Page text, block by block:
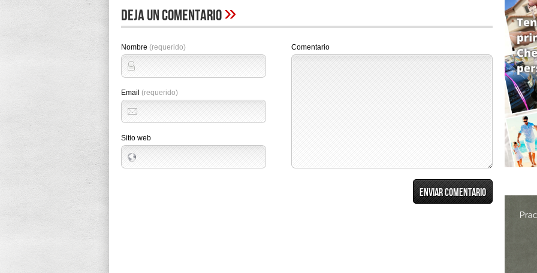
Deja un comentario»
Nombre (requerido)
Email (requerido)
Sitio web
Comentario